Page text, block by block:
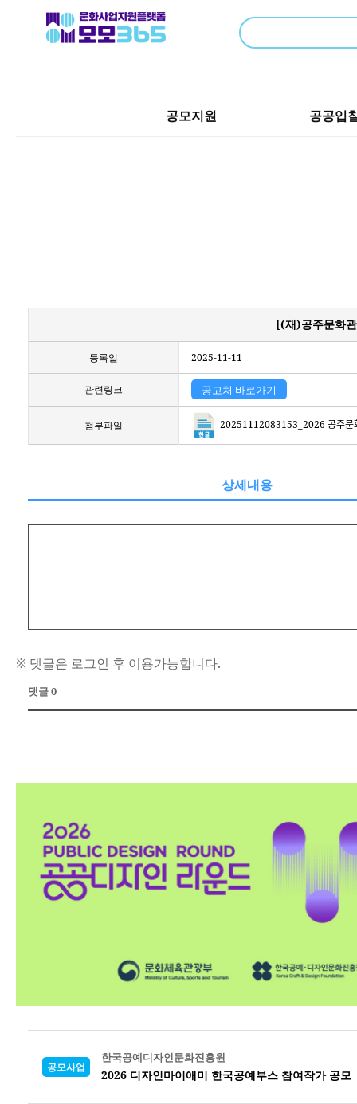
공모지원 공공입
[(재)공주문화
등록일 2025-11-11
관련링크 공고처 바로가기
첨부파일 20251112083153_2026
상세내용
※ 댓글은 로그인 후 이용가능합니다.
댓글 0
공모사업
한국공예디자인문화진흥원
2026 디자인마이애미 한국공예부스 참여작가 공모